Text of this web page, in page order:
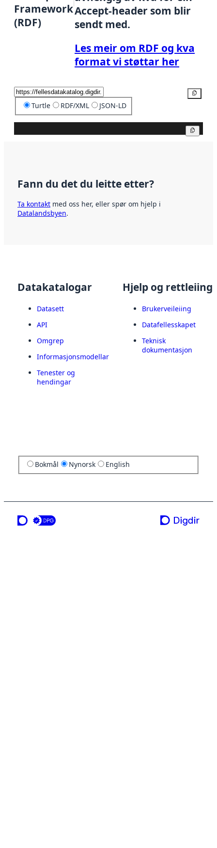
Framework
(RDF)
Accept-header som blir
sendt med.
Les meir om RDF og kva
format vi støttar her
Turtle RDF/XML JSON-LD
Fann du det du leitte etter?
Ta kontakt med oss her, eller spør om hjelp i
Datalandsbyen.
Datakatalogar
Datasett
API
Omgrep
Informasjonsmodellar
Tenester og
hendingar
Hjelp og rettleiing
Brukerveileiing
Datafellesskapet
Teknisk
dokumentasjon
Bokmål Nynorsk English